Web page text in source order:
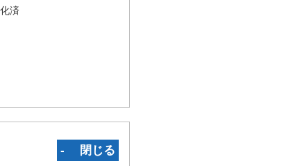
済
‐ 閉じる